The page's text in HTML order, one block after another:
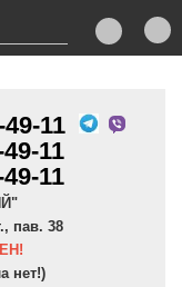
11
11
11
пав. 38
нет!)